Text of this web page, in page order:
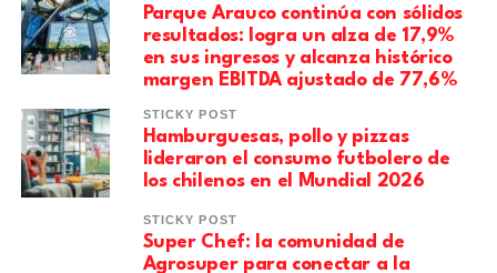
Parque Arauco continúa con sólidos
resultados: logra un alza de 17,9%
en sus ingresos y alcanza histórico
margen EBITDA ajustado de 77,6%
STICKY POST
Hamburguesas, pollo y pizzas
lideraron el consumo futbolero de
los chilenos en el Mundial 2026
STICKY POST
Super Chef: la comunidad de
Agrosuper para conectar a la